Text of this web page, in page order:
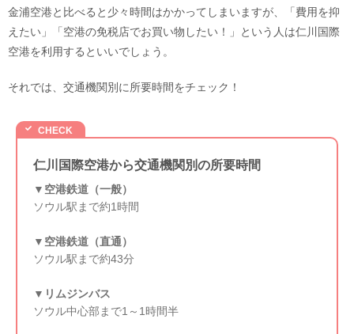
金浦空港と比べると少々時間はかかってしまいますが、「費用を抑
えたい」「空港の免税店でお買い物したい！」という人は仁川国際
空港を利用するといいでしょう。
それでは、交通機関別に所要時間をチェック！
仁川国際空港から交通機関別の所要時間
▼空港鉄道（一般）
ソウル駅まで約1時間
▼空港鉄道（直通）
ソウル駅まで約43分
▼リムジンバス
ソウル中心部まで1～1時間半